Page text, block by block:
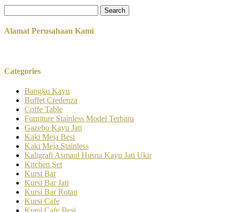
for:
Alamat Perusahaan Kami
Categories
Bangku Kayu
Buffet Credenza
Coffe Table
Furniture Stainless Model Terbaru
Gazebo Kayu Jati
Kaki Meja Besi
Kaki Meja Stainless
Kaligrafi Asmaul Husna Kayu Jati Ukir
Kitchen Set
Kursi Bar
Kursi Bar Jati
Kursi Bar Rotan
Kursi Cafe
Kursi Cafe Besi